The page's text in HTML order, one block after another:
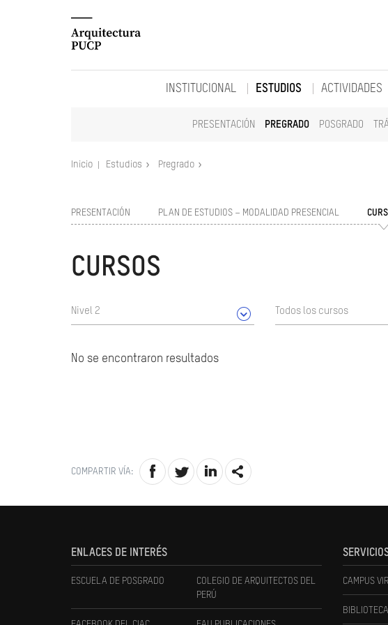
INSTITUCIONAL ESTUDIOS
PRESENTACIÓN PREGRADO POSGRADO
ACTIVIDADES
Inicio Estudios Pregrado
PRESENTACIÓN PLAN DE ESTUDIOS – MODALIDAD PRESENCIAL
CURSOS
Nivel 2 Todos los cursos
No se encontraron resultados
COMPARTIR VÍA:
ENLACES DE INTERÉS
ESCUELA DE POSGRADO
COLEGIO DE ARQUITECTOS DEL
PERÚ
CAMPUS
BIBLIOTECA